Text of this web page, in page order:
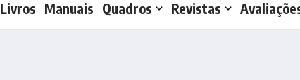
Livros Manuais Quadros Revistas